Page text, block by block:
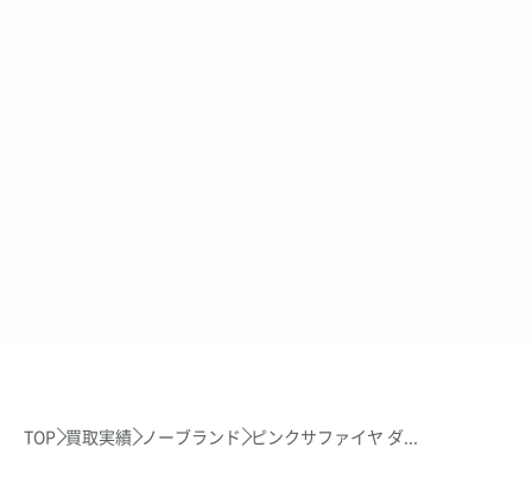
TOP 買取実績 ノーブランド ピンクサファイヤ ダ...